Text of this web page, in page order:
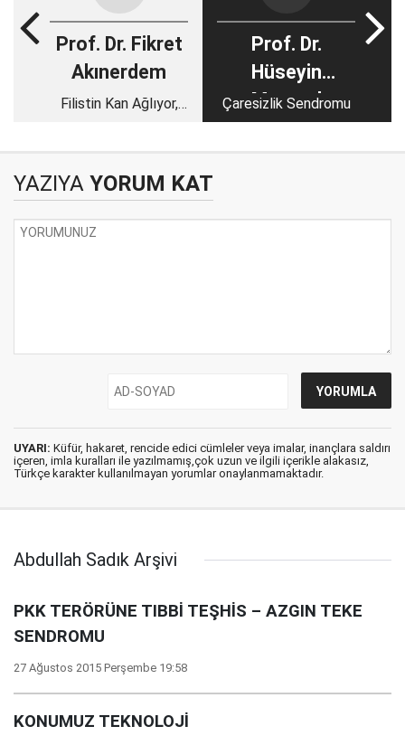
Prof. Dr. Fikret
Akınerdem
Filistin Kan Ağlıyor,
Prof. Dr.
Hüseyin
Muşmal
Çaresizlik Sendromu
YAZIYA YORUM KAT
UYARI: Küfür, hakaret, rencide edici cümleler veya imalar, inançlara saldırı
içeren, imla kuralları ile yazılmamış,çok uzun ve ilgili içerikle alakasız,
Türkçe karakter kullanılmayan yorumlar onaylanmamaktadır.
Abdullah Sadık Arşivi
PKK TERÖRÜNE TIBBİ TEŞHİS – AZGIN TEKE
SENDROMU
27 Ağustos 2015 Perşembe 19:58
KONUMUZ TEKNOLOJİ